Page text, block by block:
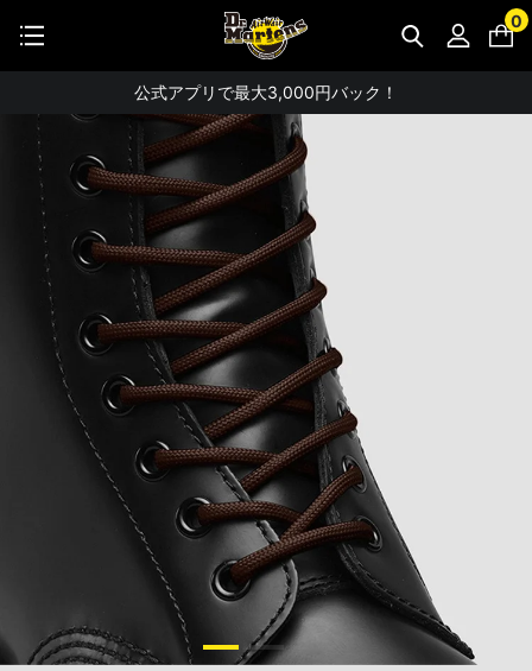
0
STUDENT DISCOUNTで5%OFF！
公式アプリで最大3,000円バック！
【重要】パスワード再設定のお願い
【重要なお知らせ】偽サイトにご注意ください。
お友達にポイントをプレゼントできる機能が新登場！
会員特典に2000円・3000円OFFが新登場！
ドクターマーチン製品のコピー品にご注意ください。
ドクターマーチン公式アプリをダウンロード！
11,000円以上で送料無料・サイズ交換無料